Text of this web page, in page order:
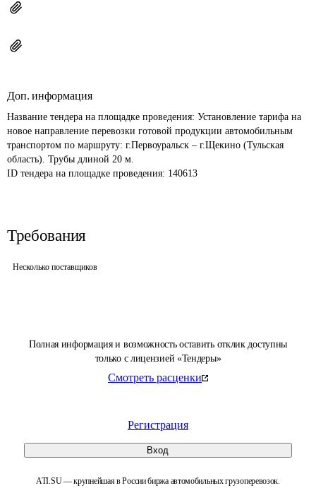
Полная информация и возможность оставить отклик доступны
только с лицензией «Тендеры»
Смотреть расценки
Регистрация
Вход
ATI.SU — крупнейшая в России биржа автомобильных грузоперевозок.
Доп. информация
Название тендера на площадке проведения: Установление тарифа на
новое направление перевозки готовой продукции автомобильным
транспортом по маршруту: г.Первоуральск – г.Щекино (Тульская
область). Трубы длиной 20 м.
ID тендера на площадке проведения: 140613
Требования
Несколько поставщиков